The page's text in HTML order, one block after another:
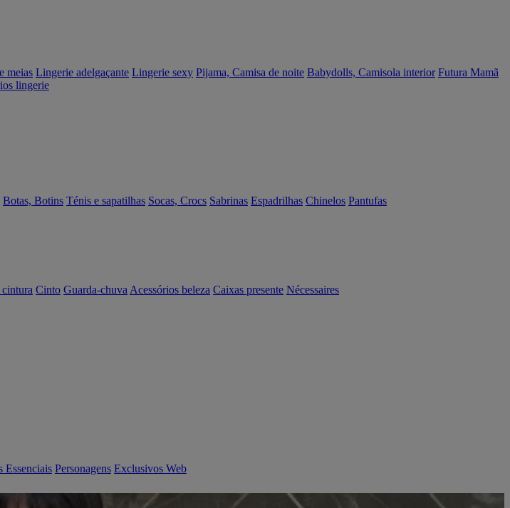
meias Lingerie adelgaçante Lingerie sexy Pijama, Camisa de noite Babydolls, Camisola interior Futura Mamã
lingerie
Botas, Botins Ténis e sapatilhas Socas, Crocs Sabrinas Espadrilhas Chinelos Pantufas
Cinto Guarda-chuva Acessórios beleza Caixas presente Nécessaires
Essenciais Personagens Exclusivos Web